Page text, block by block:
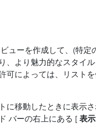
ューを作成して、(特
、より魅力的なスタイ
可によっては、リスト
に移動したときに表示
バーの右上にある [表